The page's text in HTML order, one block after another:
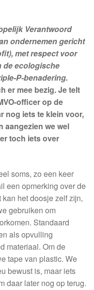
Verantwoord
ondernemen gericht
met respect voor
de ecologische
P-benadering.
er mee bezig. Je telt
officer op de
nog iets te klein voor,
aangezien we wel
toch iets over
soms, zo een keer
een opmerking over de
het doosje zelf zijn,
gebruiken om
Standaard
als opvulling
materiaal. Om de
tape van plastic. We
bewust is, maar iets
daar later nog op terug.